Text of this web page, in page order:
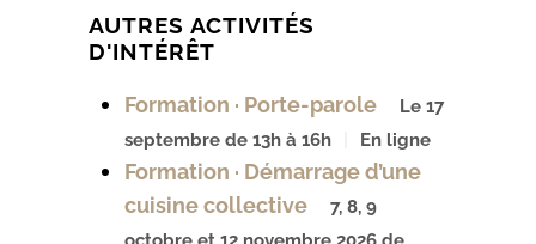
AUTRES ACTIVITÉS
D'INTÉRÊT
Formation · Porte-parole
Le 17
septembre de 13h à 16h
En ligne
Formation · Démarrage d’une
cuisine collective
7, 8, 9